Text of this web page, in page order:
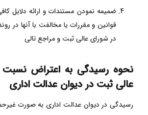
ضمیمه نمودن مستندات و ارائه دلایل
قوانین و مقررات یا مخالفت با آنها در
در شورای عالی ثبت و مراجع تالی
نحوه رسیدگی به اعتراض نسبت
عالی ثبت در دیوان عدالت اداری
رسیدگی در دیوان عدالت اداری به صورت